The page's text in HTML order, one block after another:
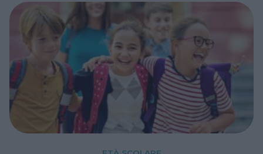
L'alimentazione corretta rappresenta il
carburante pulito che permette ai bambini di
divertirsi, giocare e stare bene insieme ai
propri compagni di squadra.